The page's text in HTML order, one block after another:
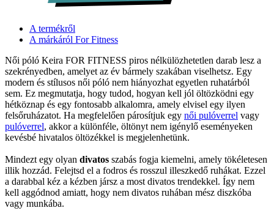
A termékről
A márkáról For Fitness
Női póló Keira FOR FITNESS piros nélkülözhetetlen darab lesz a
szekrényedben, amelyet az év bármely szakában viselhetsz. Egy
modern és stílusos női póló nem hiányozhat egyetlen ruhatárból
sem. Ez megmutatja, hogy tudod, hogyan kell jól öltözködni egy
hétköznap és egy fontosabb alkalomra, amely elvisel egy ilyen
felsőruházatot. Ha megfelelően párosítjuk egy női pulóverrel vagy
pulóverrel, akkor a különféle, öltönyt nem igénylő eseményeken
kevésbé hivatalos öltözékkel is megjelenhetünk.
Mindezt egy olyan divatos szabás fogja kiemelni, amely tökéletesen
illik hozzád. Felejtsd el a fodros és rosszul illeszkedő ruhákat. Ezzel
a darabbal kéz a kézben jársz a most divatos trendekkel. Így nem
kell aggódnod amiatt, hogy nem divatos ruhában mész diszkóba
vagy munkába.